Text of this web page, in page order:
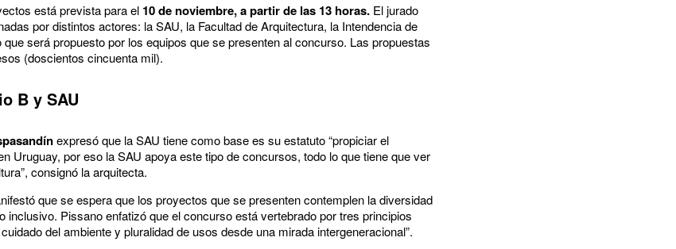
está prevista para el 10 de noviembre, a partir de las 13 horas. El jurado
por distintos actores: la SAU, la Facultad de Arquitectura, la Intendencia de
será propuesto por los equipos que se presenten al concurso. Las propuestas
(doscientos cincuenta mil).
B y SAU
expresó que la SAU tiene como base es su estatuto “propiciar el
Uruguay, por eso la SAU apoya este tipo de concursos, todo lo que tiene que ver
consignó la arquitecta.
que se espera que los proyectos que se presenten contemplen la diversidad
inclusivo. Pissano enfatizó que el concurso está vertebrado por tres principios
del ambiente y pluralidad de usos desde una mirada intergeneracional”.